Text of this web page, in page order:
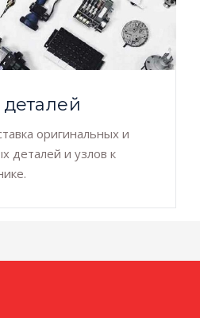
оригинальных и
деталей и узлов к